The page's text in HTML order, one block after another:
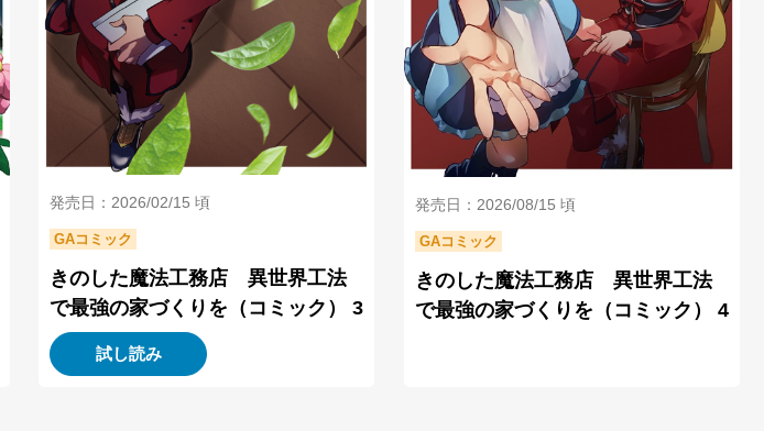
発売日：2026/02/15 頃
GAコミック
きのした魔法工務店 異世界工法
で最強の家づくりを（コミック） 3
試し読み
発売日：2026/08/15 頃
GAコミック
きのした魔法工務店 異世界工法
で最強の家づくりを（コミック） 4